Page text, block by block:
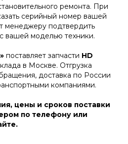
ремонта. При
серийный номер вашей
менеджеру подтвердить
вашей моделью техники.
поставляет запчасти HD
в Москве. Отгрузка
доставка по России
компаниями.
цены и сроков поставки
по телефону или